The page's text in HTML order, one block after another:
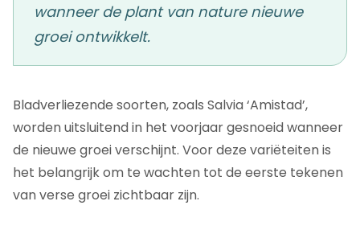
wanneer de plant van nature nieuwe
groei ontwikkelt.
Bladverliezende soorten, zoals Salvia ‘Amistad’,
worden uitsluitend in het voorjaar gesnoeid wanneer
de nieuwe groei verschijnt. Voor deze variëteiten is
het belangrijk om te wachten tot de eerste tekenen
van verse groei zichtbaar zijn.